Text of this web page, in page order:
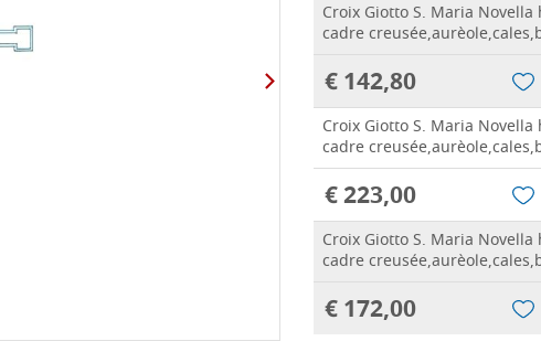
Croix Giotto S. Maria Novella
cadre
€ 142,80
Croix Giotto S. Maria Novella
cadre
€ 223,00
Croix Giotto S. Maria Novella
cadre
€ 172,00